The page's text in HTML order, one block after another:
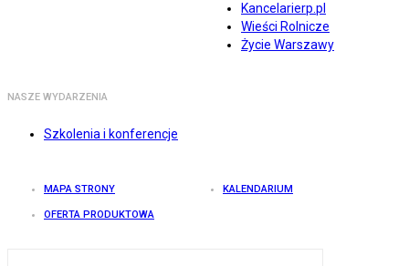
Kancelarierp.pl
Wieści Rolnicze
Życie Warszawy
NASZE WYDARZENIA
Szkolenia i konferencje
MAPA STRONY KALENDARIUM
OFERTA PRODUKTOWA